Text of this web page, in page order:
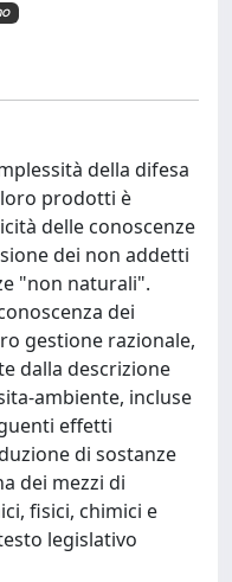
della difesa
prodotti è
delle conoscenze
dei non addetti
"non naturali".
dei
gestione razionale,
dalla descrizione
ambiente, incluse
effetti
di sostanze
dei mezzi di
fisici, chimici e
legislativo